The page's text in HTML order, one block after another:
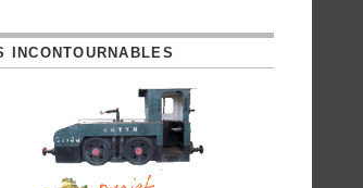
INCONTOURNABLES